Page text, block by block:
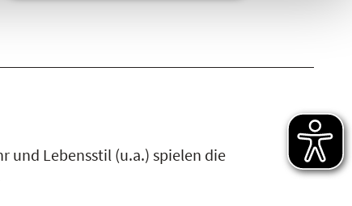
und Lebensstil (u.a.) spielen die